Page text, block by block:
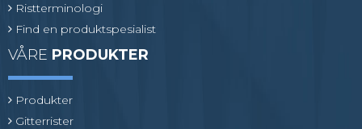
Ristterminologi
Find en produktspesialist
VÅRE PRODUKTER
Produkter
Gitterrister